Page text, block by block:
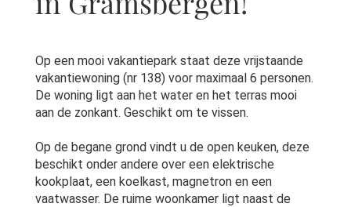
Op een mooi vakantiepark staat deze vrijstaande
vakantiewoning (nr 138) voor maximaal 6 personen.
De woning ligt aan het water en het terras mooi
aan de zonkant. Geschikt om te vissen.
Op de begane grond vindt u de open keuken, deze
beschikt onder andere over een elektrische
kookplaat, een koelkast, magnetron en een
vaatwasser. De ruime woonkamer ligt naast de